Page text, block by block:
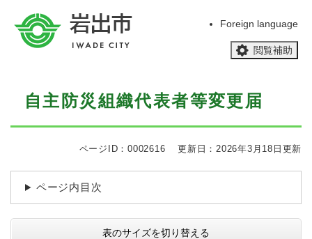
Foreign language
閲覧補助
自主防災組織代表者等変更届
ページID：0002616 更新日：2026年3月18日更新
ページ内目次
表のサイズを切り替える